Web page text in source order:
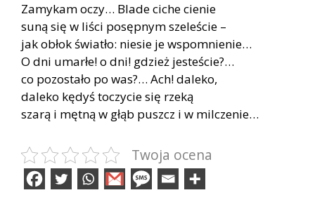
Zamykam oczy… Blade ciche cienie
suną się w liści posępnym szeleście –
jak obłok światło: niesie je wspomnienie…
O dni umarłe! o dni! gdzież jesteście?…
co pozostało po was?… Ach! daleko,
daleko kędyś toczycie się rzeką
szarą i mętną w głąb puszcz i w milczenie…
Twoja ocena